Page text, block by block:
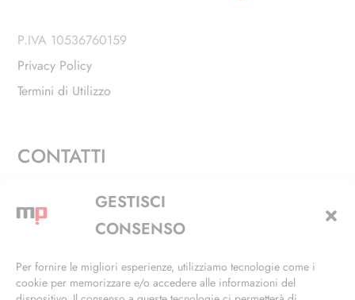
GESTISCI
CONSENSO
Per fornire le migliori esperienze, utilizziamo tecnologie come i
cookie per memorizzare e/o accedere alle informazioni del
P.IVA 10536760159
Privacy Policy
Termini di Utilizzo
CONTATTI
Via Alfieri, 27 - Trezzano Sul Naviglio (MI)
+39 02 4846 3155
info@masterphil.it